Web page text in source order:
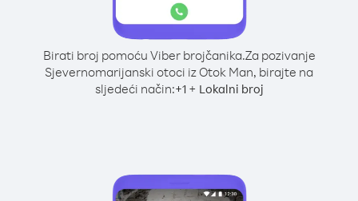
Birati broj pomoću Viber brojčanika.Za pozivanje
Sjevernomarijanski otoci iz Otok Man, birajte na
sljedeći način:+1+ Lokalni broj